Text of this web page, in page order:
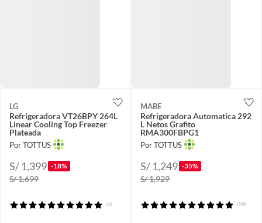
LG
Refrigeradora VT26BPY 264L
Linear Cooling Top Freezer
Plateada
Por TOTTUS
S/ 1,399 -18%
S/ 1,699
(6)
MABE
Refrigeradora Automatica 292
L Netos Grafito
RMA300FBPG1
Por TOTTUS
S/ 1,249 -35%
S/ 1,929
(54)